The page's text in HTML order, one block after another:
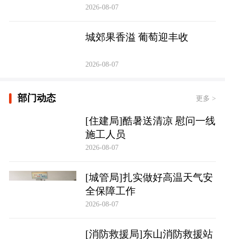
2026-08-07
城郊果香溢 葡萄迎丰收
2026-08-07
部门动态 更多 >
[住建局]酷暑送清凉 慰问一线
施工人员
2026-08-07
[城管局]扎实做好高温天气安
全保障工作
2026-08-07
[消防救援局]东山消防救援站